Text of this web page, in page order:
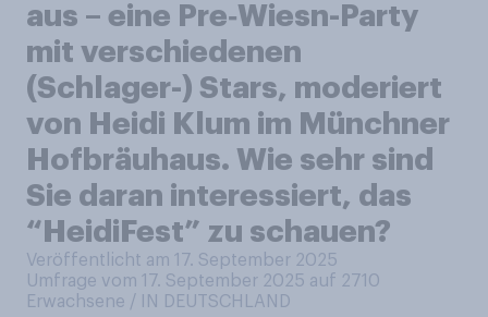
aus – eine Pre‑Wiesn-Party
mit verschiedenen
(Schlager-) Stars, moderiert
von Heidi Klum im Münchner
Hofbräuhaus. Wie sehr sind
Sie daran interessiert, das
“HeidiFest” zu schauen?
Veröffentlicht am 17. September 2025
Umfrage vom 17. September 2025 auf 2710
Erwachsene / IN DEUTSCHLAND